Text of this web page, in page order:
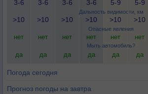
Дальность видимости, км
Опасные явления
Мыть автомобиль?
3-6
3-6
3-6
3-6
5-9
5-9
>10 >10 >10 >10 >10 >10
нет нет нет нет нет нет
да да да да да да
Погода сегодня
Прогноз погоды на завтра